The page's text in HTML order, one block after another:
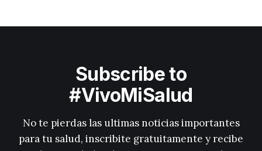
Subscribe to
#VivoMiSalud
No te pierdas las ultimas noticias importantes
para tu salud, inscribite gratuitamente y recibe